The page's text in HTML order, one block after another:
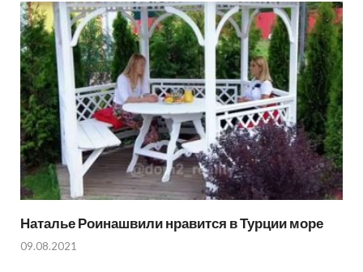
Наталье Роинашвили нравится в Турции море
09.08.2021